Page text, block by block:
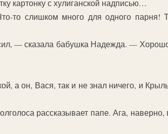
картонку с хулиганской надписью…
то слишком много для одного парня!
— сказала бабушка Надежда. —
а он, Вася, так и не знал ничего, и
рассказывает папе. Ага, наверно,